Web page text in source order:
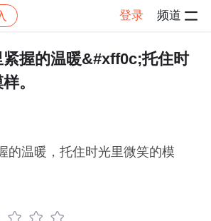
登录 频道
感慨 帖子详情
握的温暖&#xff0c;托住时
。
的温暖，托住时光里微笑的模